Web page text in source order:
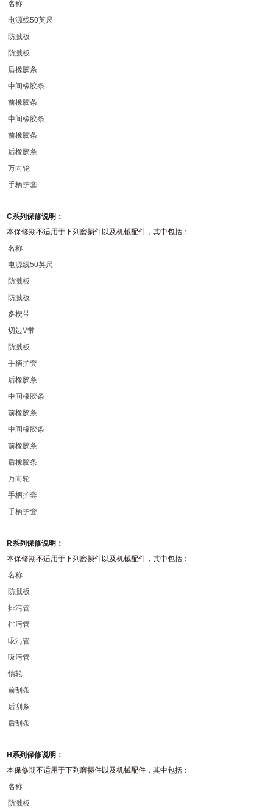
名称
电源线50英尺
防溅板
防溅板
后橡胶条
中间橡胶条
前橡胶条
中间橡胶条
前橡胶条
后橡胶条
万向轮
手柄护套
C系列保修说明：
本保修期不适用于下列磨损件以及机械配件，其中包括：
名称
电源线50英尺
防溅板
防溅板
多楔带
切边V带
防溅板
手柄护套
后橡胶条
中间橡胶条
前橡胶条
中间橡胶条
前橡胶条
后橡胶条
万向轮
手柄护套
手柄护套
R系列保修说明：
本保修期不适用于下列磨损件以及机械配件，其中包括：
名称
防溅板
排污管
排污管
吸污管
吸污管
惰轮
前刮条
后刮条
后刮条
H系列保修说明：
本保修期不适用于下列磨损件以及机械配件，其中包括：
名称
防溅板